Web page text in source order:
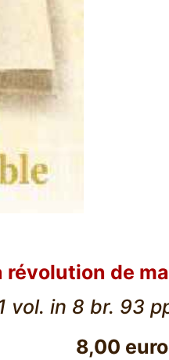
révolution de
vol. in 8 br. 93
8,00